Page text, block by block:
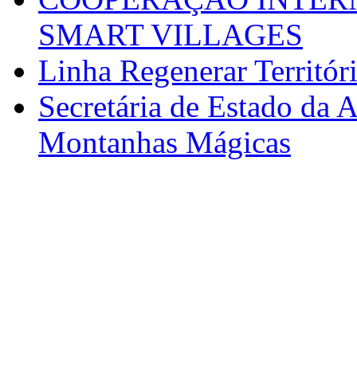
SMART VILLAGES
Linha Regenerar
Secretária de Estado da
Montanhas Mágicas